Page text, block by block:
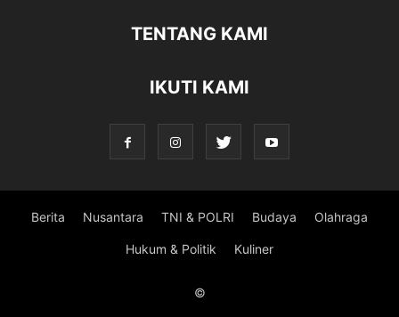
TENTANG KAMI
IKUTI KAMI
Berita Nusantara TNI & POLRI Budaya Olahraga
Hukum & Politik Kuliner
©